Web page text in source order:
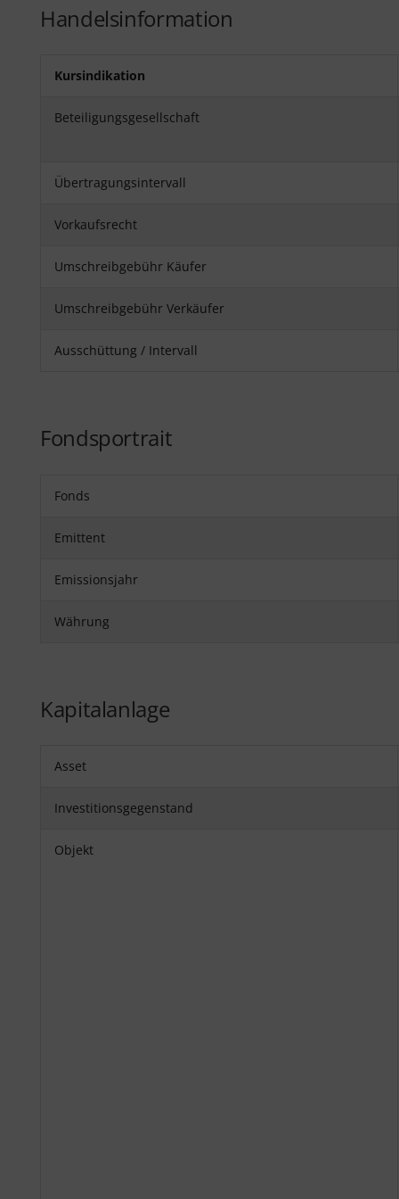
Handelsinformation
Kursindikation
Beteiligungsgesellschaft
Übertragungsintervall
Vorkaufsrecht
Umschreibgebühr Käufer
Umschreibgebühr Verkäufer
Ausschüttung / Intervall
Fondsportrait
Fonds
Emittent
Emissionsjahr
Währung
Kapitalanlage
Asset
Investitionsgegenstand
Objekt